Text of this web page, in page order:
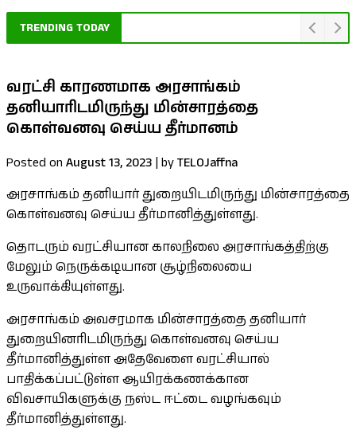
TRENDING TODAY
வரட்சி காரணமாக அரசாங்கம்
தனியாரிடமிருந்து மின்சாரத்தை
கொள்வனவு செய்ய தீர்மானம்
Posted on August 13, 2023 | byTELOJaffna
அரசாங்கம் தனியார் துறையிடமிருந்து மின்சாரத்தை
கொள்வனவு செய்ய தீர்மானித்துள்ளது.
தொடரும் வரட்சியான காலநிலை அரசாங்கத்திற்கு
மேலும் நெருக்கடியான சூழ்நிலையை
உருவாக்கியுள்ளது.
அரசாங்கம் அவசரமாக மின்சாரத்தை தனியார்
துறையினரிடமிருந்து கொள்வனவு செய்ய
தீர்மானித்துள்ள அதேவேளை வரட்சியால்
பாதிக்கப்பட்டுள்ள ஆயிரக்கணக்கான
விவசாயிகளுக்கு நஸ்ட ஈட்டை வழங்கவும்
தீர்மானித்துள்ளது.